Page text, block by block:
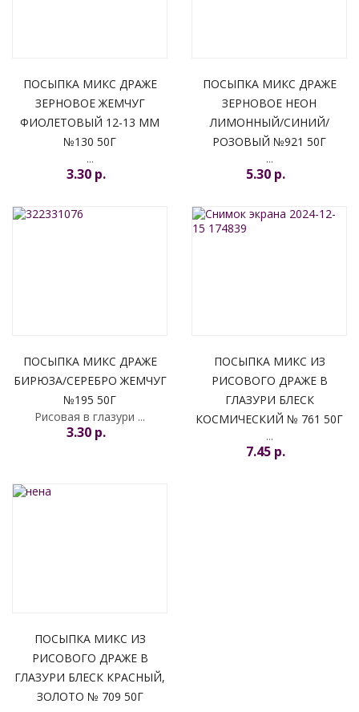
ПОСЫПКА МИКС ДРАЖЕ
ЗЕРНОВОЕ ЖЕМЧУГ
ФИОЛЕТОВЫЙ 12-13 ММ
№130 50Г
...
3.30 p.
ПОСЫПКА МИКС ДРАЖЕ
ЗЕРНОВОЕ НЕОН
ЛИМОННЫЙ/СИНИЙ/
РОЗОВЫЙ №921 50Г
...
5.30 p.
ПОСЫПКА МИКС ДРАЖЕ
БИРЮЗА/СЕРЕБРО ЖЕМЧУГ
№195 50Г
Рисовая в глазури ...
3.30 p.
ПОСЫПКА МИКС ИЗ
РИСОВОГО ДРАЖЕ В
ГЛАЗУРИ БЛЕСК
КОСМИЧЕСКИЙ № 761 50Г
...
7.45 p.
ПОСЫПКА МИКС ИЗ
РИСОВОГО ДРАЖЕ В
ГЛАЗУРИ БЛЕСК КРАСНЫЙ,
ЗОЛОТО № 709 50Г